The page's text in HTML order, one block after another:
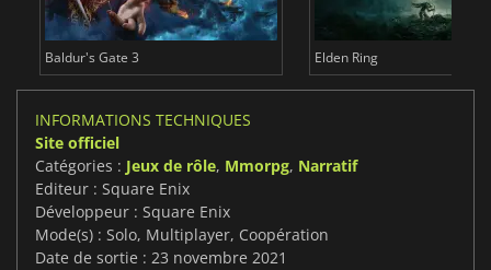
Baldur's Gate 3 Elden Ring
INFORMATIONS TECHNIQUES
Site officiel
Catégories : Jeux de rôle, Mmorpg, Narratif
Editeur : Square Enix
Développeur : Square Enix
Mode(s) : Solo, Multiplayer, Coopération
Date de sortie : 23 novembre 2021